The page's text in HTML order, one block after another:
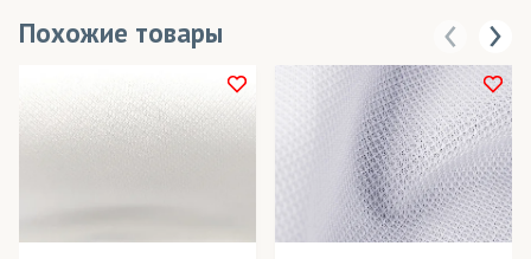
Похожие товары